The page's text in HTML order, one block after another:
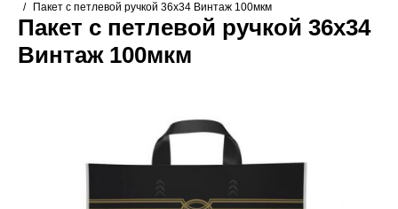
/
Пакет с петлевой ручкой 36x34 Винтаж 100мкм
Пакет с петлевой ручкой 36x34
Винтаж 100мкм